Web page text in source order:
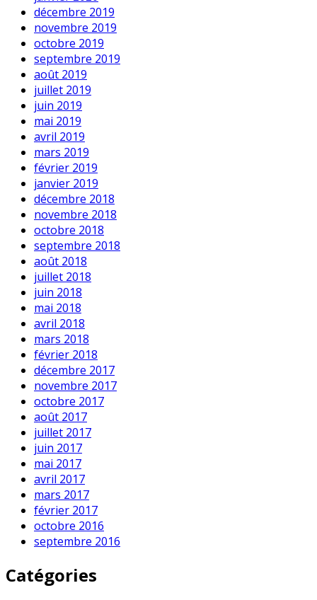
décembre 2019
novembre 2019
octobre 2019
septembre 2019
août 2019
juillet 2019
juin 2019
mai 2019
avril 2019
mars 2019
février 2019
janvier 2019
décembre 2018
novembre 2018
octobre 2018
septembre 2018
août 2018
juillet 2018
juin 2018
mai 2018
avril 2018
mars 2018
février 2018
décembre 2017
novembre 2017
octobre 2017
août 2017
juillet 2017
juin 2017
mai 2017
avril 2017
mars 2017
février 2017
octobre 2016
septembre 2016
Catégories